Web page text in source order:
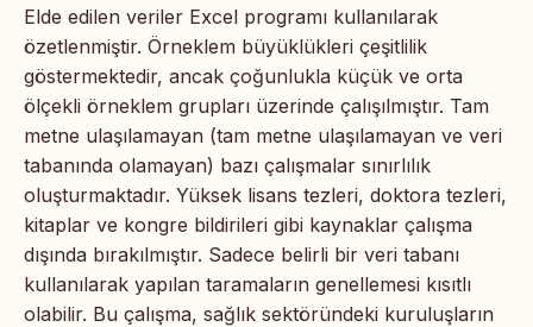
Elde edilen veriler Excel programı kullanılarak
özetlenmiştir. Örneklem büyüklükleri çeşitlilik
göstermektedir, ancak çoğunlukla küçük ve orta
ölçekli örneklem grupları üzerinde çalışılmıştır. Tam
metne ulaşılamayan (tam metne ulaşılamayan ve veri
tabanında olamayan) bazı çalışmalar sınırlılık
oluşturmaktadır. Yüksek lisans tezleri, doktora tezleri,
kitaplar ve kongre bildirileri gibi kaynaklar çalışma
dışında bırakılmıştır. Sadece belirli bir veri tabanı
kullanılarak yapılan taramaların genellemesi kısıtlı
olabilir. Bu çalışma, sağlık sektöründeki kuruluşların